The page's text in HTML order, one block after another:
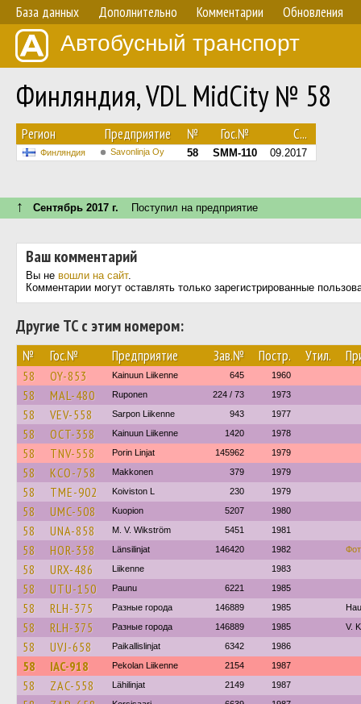
База данных Дополнительно Комментарии Обновления
Автобусный транспорт
Финляндия, VDL MidCity № 58
Регион Предприятие № Гос.№ С...
Финляндия Savonlinja Oy 58 SMM-110 09.2017
↑ Сентябрь 2017 г. Поступил на предприятие
Ваш комментарий
Вы не вошли на сайт.
Комментарии могут оставлять только зарегистрированные
Другие ТС с этим номером:
№ Гос.№ Предприятие Зав.№ Постр. Утил.
58 OY-853 Kainuun Liikenne 645 1960
58 MAL-480 Ruponen 224 / 73 1973
58 VEV-558 Sarpon Liikenne 943 1977
58 OCT-358 Kainuun Liikenne 1420 1978
58 TNV-558 Porin Linjat 145962 1979
58 KCO-758 Makkonen 379 1979
58 TME-902 Koiviston L 230 1979
58 UMC-508 Kuopion 5207 1980
58 UNA-858 M. V. Wikström 5451 1981
58 HOR-358 Länsilinjat 146420 1982
58 URX-486 Liikenne 1983
58 UTU-150 Paunu 6221 1985
58 RLH-375 Разные города 146889 1985
58 RLH-375 Разные города 146889 1985 V.
58 UVJ-658 Paikallislinjat 6342 1986
58 IAC-918 Pekolan Liikenne 2154 1987
58 ZAC-558 Lähilinjat 2149 1987